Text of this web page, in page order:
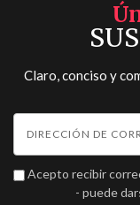
Claro, conciso y
Acepto recibir
- puede